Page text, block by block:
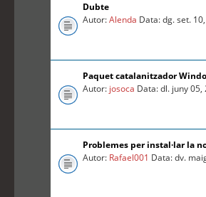
Dubte
Autor:Alenda Data: dg. set.
Paquet catalanitzador
Autor: josoca Data: dl. juny
Problemes per instal·lar la
Autor: Rafael001 Data: dv.